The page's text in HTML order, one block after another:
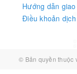
Hướng dẫn
Điều khoản dịch
© Bản quyền thuộc